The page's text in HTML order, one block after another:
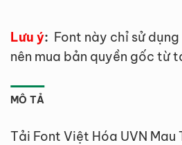
Lưu ý: Font này chỉ sử
nên mua bản quyền gốc từ
MÔ TẢ
Tải Font Việt Hóa UVN Mau